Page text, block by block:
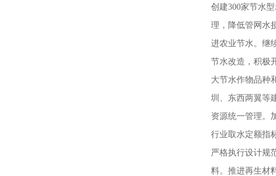
创建300家节水
理，降低管网水
进农业节水。继
节水改造，积极
大节水作物品种
圳、东西两翼等
资源统一管理。
行业取水定额
严格执行设计规
料。推进再生材